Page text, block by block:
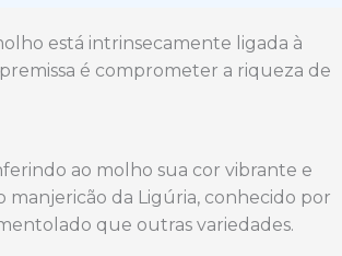
está intrinsecamente ligada à
é comprometer a riqueza de
ao molho sua cor vibrante e
manjericão da Ligúria, conhecido por
que outras variedades.